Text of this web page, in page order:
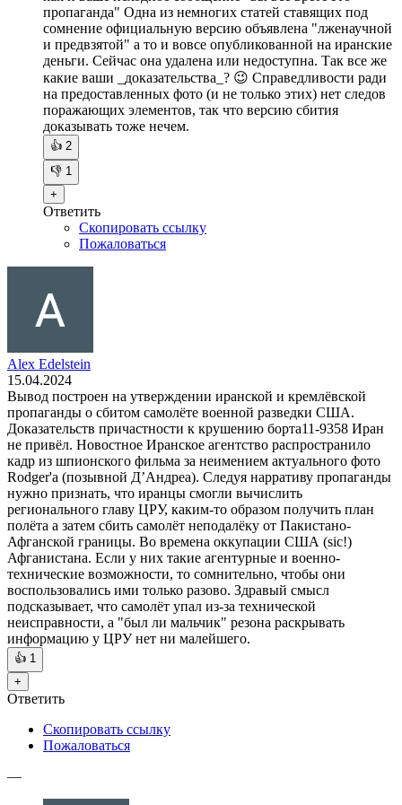
пропаганда" Одна из немногих статей ставящих под
сомнение официальную версию объявлена "лженаучной
и предвзятой" а то и вовсе опубликованной на иранские
деньги. Сейчас она удалена или недоступна. Так все же
какие ваши _доказательства_? 😉 Справедливости ради
на предоставленных фото (и не только этих) нет следов
поражающих элементов, так что версию сбития
доказывать тоже нечем.
👍 2
👎 1
+
Ответить
Скопировать ссылку
Пожаловаться
Alex Edelstein
15.04.2024
Вывод построен на утверждении иранской и кремлёвской
пропаганды о сбитом самолёте военной разведки США.
Доказательств причастности к крушению борта11-9358 Иран
не привёл. Новостное Иранское агентство распространило
кадр из шпионского фильма за неимением актуального фото
Rodger'a (позывной Д’Андреа). Следуя нарративу пропаганды
нужно признать, что иранцы смогли вычислить
регионального главу ЦРУ, каким-то образом получить план
полёта а затем сбить самолёт неподалёку от Пакистано-
Афганской границы. Во времена оккупации США (sic!)
Афганистана. Если у них такие агентурные и военно-
технические возможности, то сомнительно, чтобы они
воспользовались ими только разово. Здравый смысл
подсказывает, что самолёт упал из-за технической
неисправности, а "был ли мальчик" резона раскрывать
информацию у ЦРУ нет ни малейшего.
👍 1
+
Ответить
Скопировать ссылку
Пожаловаться
—